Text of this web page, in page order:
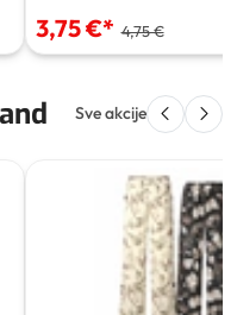
3,75 €* 4,75 €
Sve akcije